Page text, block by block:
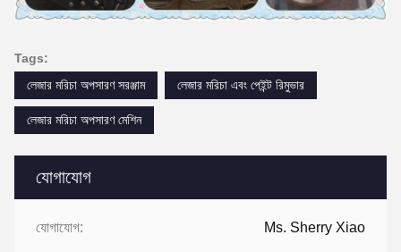
যোগাযোগ
যোগাযোগ: Ms. Sherry Xiao
Tags:
লেজার মরিচা অপসারণ সরঞ্জাম
লেজার মরিচা এবং পেইন্ট রিমুভার
লেজার মরিচা অপসারণ মেশিন